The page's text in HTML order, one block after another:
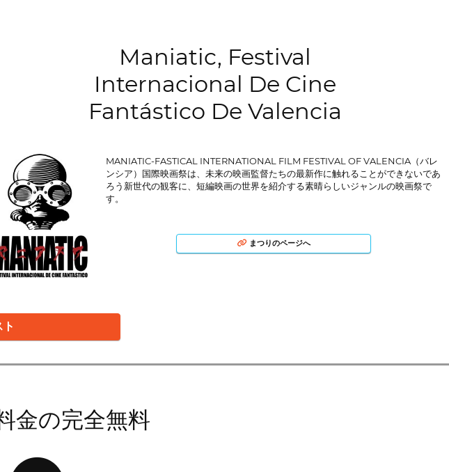
Maniatic, Festival
Internacional De Cine
Fantástico De Valencia
MANIATIC-FASTICAL INTERNATIONAL FILM FESTIVAL OF VALENCIA（バレ
ンシア）国際映画祭は、未来の映画監督たちの最新作に触れることができないであ
ろう新世代の観客に、短編映画の世界を紹介する素晴らしいジャンルの映画祭で
す。
まつりのページへ
金の完全無料